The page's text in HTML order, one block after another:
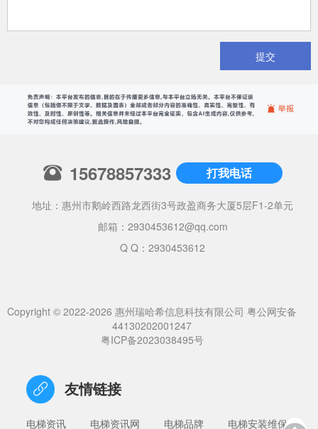
提交
15678857333 打我电话
地址：惠州市鹅岭西路龙西街3号政盈商务大厦5层F1-2单元
邮箱： 2930453612@qq.com
Q Q：2930453612
Copyright © 2022-2026 惠州瑞哈希信息科技有限公司 粤公网安备
44130202001247
粤ICP备2023038495号
友情链接
电梯资讯 电梯资讯网 电梯品牌 电梯安装维保